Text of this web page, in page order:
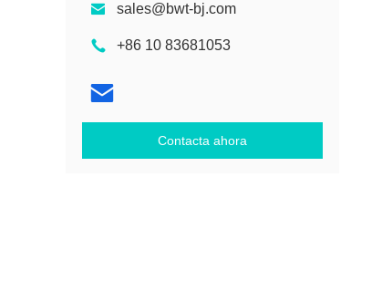
sales@bwt-bj.com
+86 10 83681053
Contacta ahora